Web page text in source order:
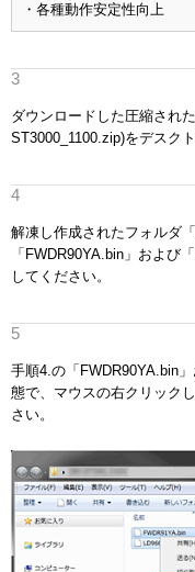
・各種動作安定性向上
ダウンロードした圧縮され
ST3000_1100.zip)をデスク
解凍し作成されたフォルダ
「FWDR90YA.bin」および
してください。
手順4.の「FWDR90YA.bin
態で、マウスの右クリック
さい。